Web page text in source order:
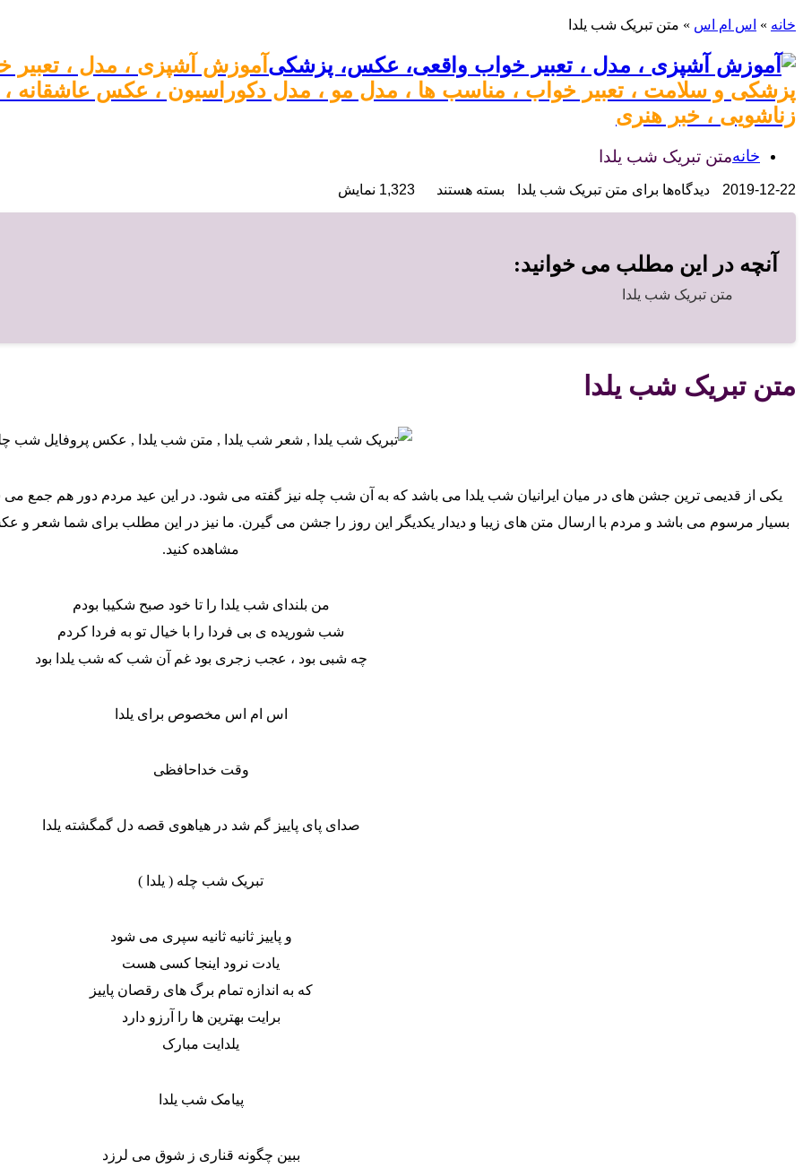
آموزش آشپزی ، مدل ،
پزشکی و سلامت ، تعبیر خواب ، مناسب ها ، مدل مو ، مدل دکوراسیون ، عکس عاشقانه ،
زناشویی ، خبر هنری
خانه
خانه » اس ام اس » متن تبریک شب یلدا
متن تبریک شب یلدا
2019-12-22 دیدگاه‌ها برای متن تبریک شب یلدا بسته هستند 1,323 نمایش
آنچه در این مطلب می خوانید:
متن تبریک شب یلدا
متن تبریک شب یلدا
یکی از قدیمی ترین جشن های در میان ایرانیان شب یلدا می باشد که به آن شب چله نیز گفته می شود. در این عید مردم دور هم جمع
بسیار مرسوم می باشد و مردم با ارسال متن های زیبا و دیدار یکدیگر این روز را جشن می گیرن. ما نیز در این مطلب برای شما شعر و
مشاهده کنید.
من بلندای شب یلدا را تا خود صبح شکیبا بودم
شب شوریده ی بی فردا را با خیال تو به فردا کردم
چه شبی بود ، عجب زجری بود غم آن شب که شب یلدا بود
اس ام اس مخصوص برای یلدا
وقت خداحافظی
صدای پای پاییز گم شد در هیاهوی قصه دل گمگشته یلدا
تبریک شب چله ( یلدا )
و پاییز ثانیه ثانیه سپری می شود
یادت نرود اینجا کسی هست
که به اندازه تمام برگ های رقصان پاییز
برایت بهترین ها را آرزو دارد
یلدایت مبارک
پیامک شب یلدا
ببین چگونه قناری ز شوق می لرزد